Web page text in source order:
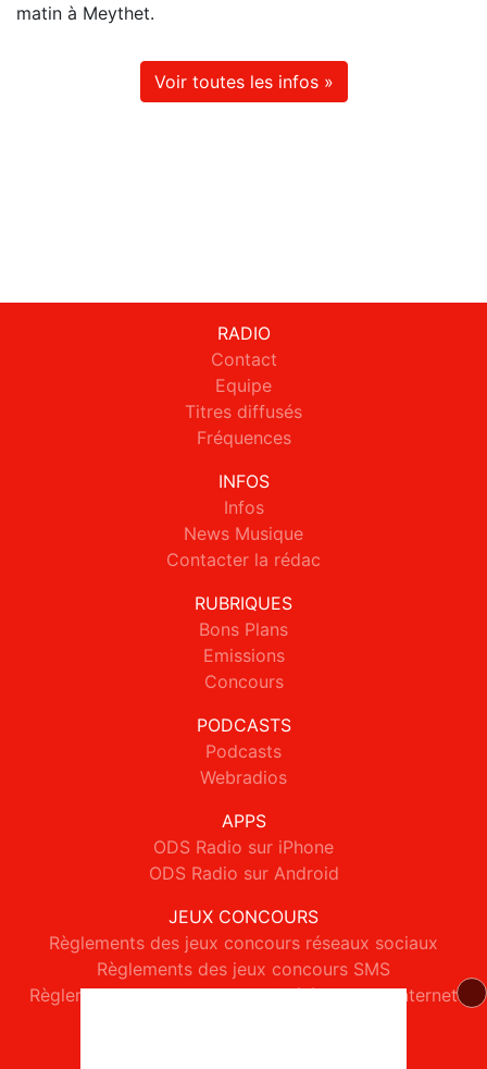
matin à Meythet.
Voir toutes les infos »
RADIO
Contact
Equipe
Titres diffusés
Fréquences
INFOS
Infos
News Musique
Contacter la rédac
RUBRIQUES
Bons Plans
Emissions
Concours
PODCASTS
Podcasts
Webradios
APPS
ODS Radio sur iPhone
ODS Radio sur Android
JEUX CONCOURS
Règlements des jeux concours réseaux sociaux
Règlements des jeux concours SMS
Règlements des jeux concours téléphone et internet